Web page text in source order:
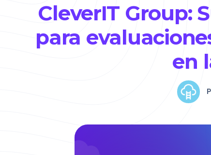
CleverIT Group:
para
en